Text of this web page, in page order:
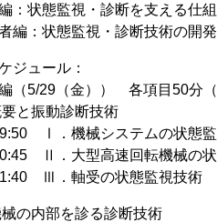
：状態監視・診断を支える仕
編：状態監視・診断技術の開
ジュール：
（5/29（金）） 各項目50分（
と振動診断技術
Ⅰ．機械システムの状態監
Ⅱ．大型高速回転機械の状
Ⅲ．軸受の状態監視技術
の内部を診る診断技術